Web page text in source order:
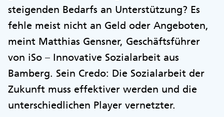
steigenden Bedarfs an Unterstützung? Es
fehle meist nicht an Geld oder Angeboten,
meint Matthias Gensner, Geschäftsführer
von iSo – Innovative Sozialarbeit aus
Bamberg. Sein Credo: Die Sozialarbeit der
Zukunft muss effektiver werden und die
unterschiedlichen Player vernetzter.